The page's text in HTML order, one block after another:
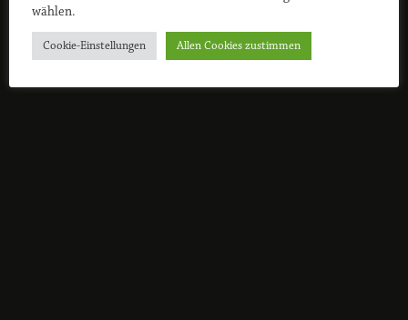
wählen.
Cookie-Einstellungen Allen Cookies zustimmen